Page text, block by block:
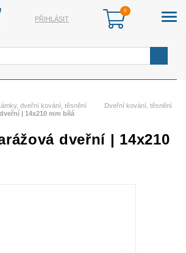
PŘIHLÁSIT
dveřní kování, těsnění
Dveřní kování, těsnění
| 14x210 mm bílá
dveřní | 14x210